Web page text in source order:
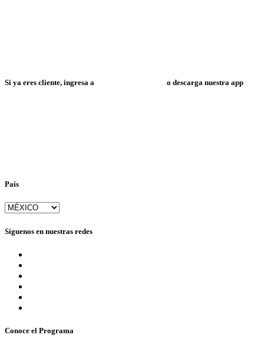
Si ya eres cliente, ingresa a o descarga nuestra app
País
Síguenos en nuestras redes
Conoce el Programa